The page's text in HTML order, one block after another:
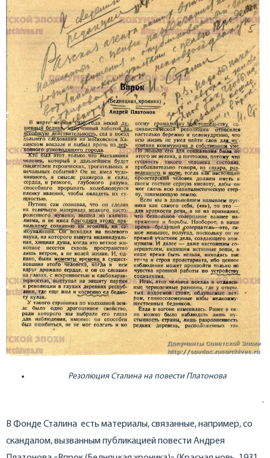
Резолюция Сталина на повести Платонова
.
В Фонде Сталина есть материалы, связанные, например, со
скандалом, вызванным публикацией повести Андрея